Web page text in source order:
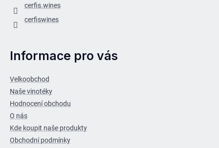
cerfis.wines
cerfiswines
Informace pro vás
Velkoobchod
Naše vinotéky
Hodnocení obchodu
O nás
Kde koupit naše produkty
Obchodní podmínky